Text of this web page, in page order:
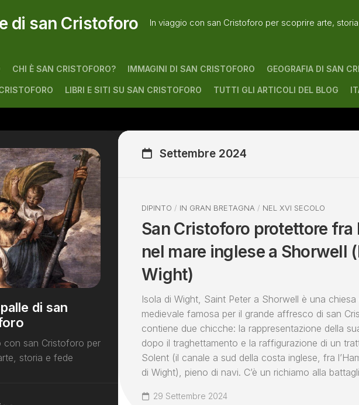
di san Cristoforo In viaggio con san Cristoforo per scoprire arte,
CHI È SAN CRISTOFORO? IMMAGINI DI SAN CRISTOFORO GEOGRAFIA DI SAN
LIBRI E SITI SU SAN CRISTOFORO TUTTI GLI ARTICOLI DEL BLOG
Settembre 2024
DIPINTO / IN GRAN BRETAGNA / NEL XVI SECOLO
San Cristoforo protettore fra
nel mare inglese a Shorwell
Wight)
Isola di Wight, Saint Peter a Shorwell è una chiesa
medievale famosa per il grande affresco di san
contiene due chicche: la rappresentazione della
dopo il traghettamento e la raffigurazione di un
Solent (il canale a sud della costa inglese, fra
di Wight), pieno di navi. C’è un richiamo alla
29 Settembre 2024
di san
con san Cristoforo per
storia e fede